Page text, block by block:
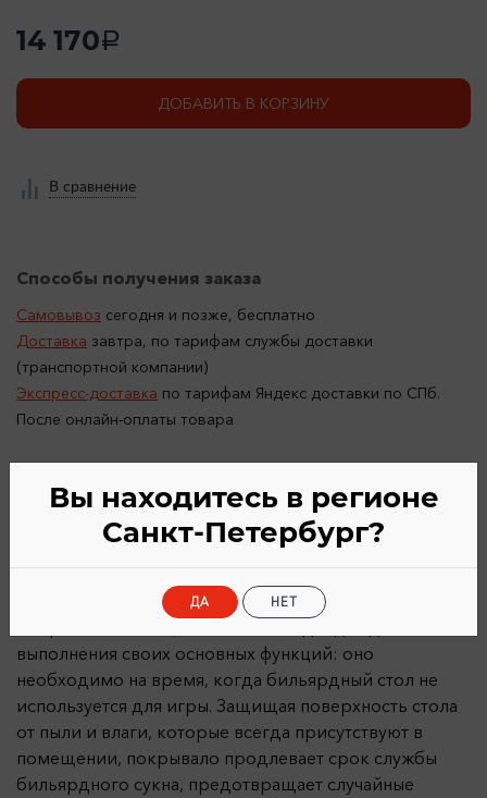
14 170a
ДОБАВИТЬ В КОРЗИНУ
В сравнение
Способы получения заказа
Самовывоз сегодня и позже, бесплатно
Доставка завтра, по тарифам службы доставки
(транспортной компании)
Экспресс-доставка по тарифам Яндекс доставки по СПб.
После онлайн-оплаты товара
Характеристики
выполнения своих основных функций: оно
необходимо на время, когда бильярдный стол не
используется для игры. Защищая поверхность стола
от пыли и влаги, которые всегда присутствуют в
помещении, покрывало продлевает срок службы
бильярдного сукна, предотвращает случайные
Вы находитесь в регионе
Санкт-Петербург?
ДА НЕТ